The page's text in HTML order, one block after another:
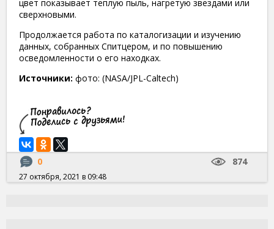
цвет показывает теплую пыль, нагретую звездами или
сверхновыми.
Продолжается работа по каталогизации и изучению
данных, собранных Спитцером, и по повышению
осведомленности о его находках.
Источники: фото: (NASA/JPL-Caltech)
0 874
27 октября, 2021 в 09:48